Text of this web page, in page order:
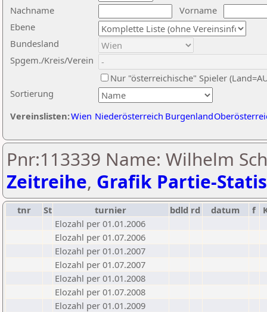
Nachname
Vorname
Ebene
Sortierung
Bundesland
Spgem./Kreis/Verein
Nur "österreichische" Spieler
Vereinslisten:Wien Niederösterreich Burgenland
Pnr:113339 Name: Wilhelm
Zeitreihe, Grafik Partie-
tnr St turnier bdld rd datum f
Elozahl per 01.01.2006
Elozahl per 01.07.2006
Elozahl per 01.01.2007
Elozahl per 01.07.2007
Elozahl per 01.01.2008
Elozahl per 01.07.2008
Elozahl per 01.01.2009